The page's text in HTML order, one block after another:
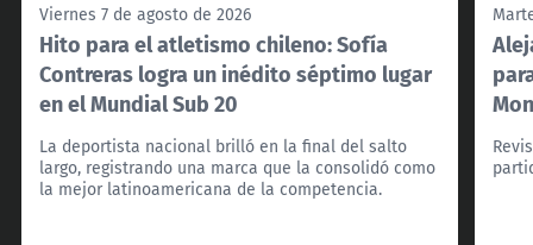
Viernes 7 de agosto de 2026
Hito para el atletismo chileno: Sofía
Contreras logra un inédito séptimo lugar
en el Mundial Sub 20
La deportista nacional brilló en la final del salto
largo, registrando una marca que la consolidó como
la mejor latinoamericana de la competencia.